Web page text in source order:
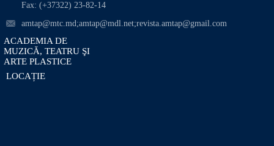
Fax: (+37322) 23-82-14
amtap@mtc.md;amtap@mdl.net;revista.amtap@gmail.com
ACADEMIA DE
MUZICĂ, TEATRU ŞI
ARTE PLASTICE
LOCAȚIE